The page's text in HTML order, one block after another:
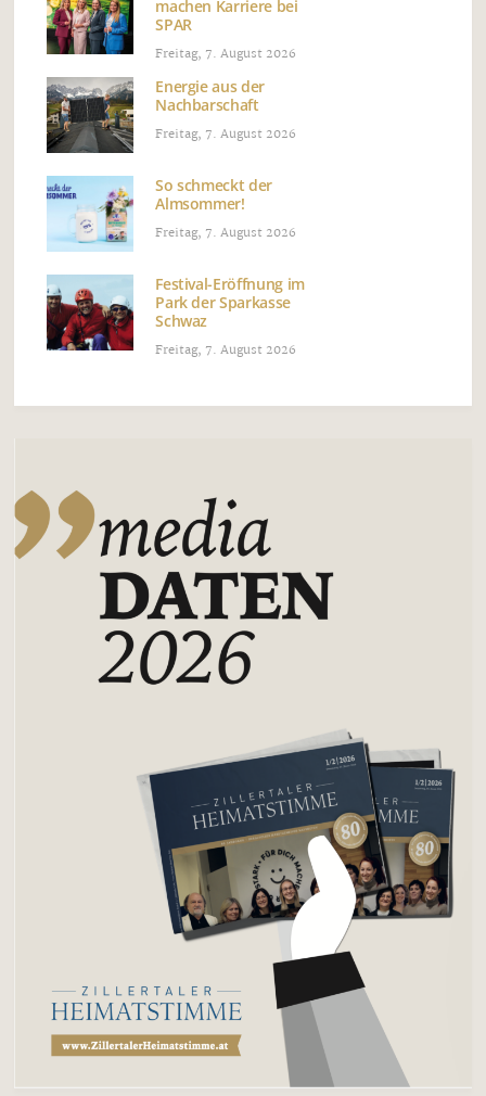
machen Karriere bei
SPAR
Freitag, 7. August 2026
Energie aus der
Nachbarschaft
Freitag, 7. August 2026
So schmeckt der
Almsommer!
Freitag, 7. August 2026
Festival-Eröffnung im
Park der Sparkasse
Schwaz
Freitag, 7. August 2026